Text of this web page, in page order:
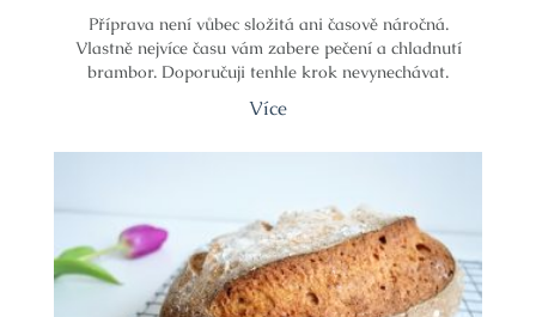
Příprava není vůbec složitá ani časově náročná.
Vlastně nejvíce času vám zabere pečení a chladnutí
brambor. Doporučuji tenhle krok nevynechávat.
Více